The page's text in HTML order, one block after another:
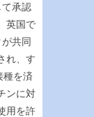
承認
英国で
共同
れ、す
種を済
ンに対
用を許